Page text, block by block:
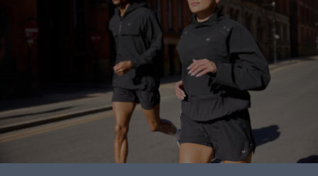
nisam primjetio nikakve
nuspojave. Samo
u probavi sam primjetio
tamo gdje mi je falilo
povrća, organizmu sad
nadomještam. Sretni
moj organizam s ovim
proizvodom.
definitivno svima.